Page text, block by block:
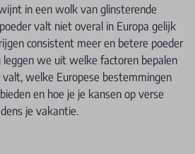
in een wolk van glinsterende
valt niet overal in Europa gelijk
consistent meer en betere poeder
leggen we uit welke factoren bepalen
welke Europese bestemmingen
en hoe je je kansen op verse
je vakantie.